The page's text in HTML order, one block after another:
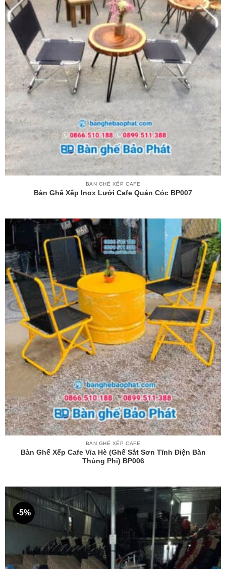
BÀN GHẾ XẾP CAFE
Bàn Ghế Xếp Inox Lưới Cafe Quán Cóc BP007
BÀN GHẾ XẾP CAFE
Bàn Ghế Xếp Cafe Vỉa Hè (ghế Sắt Sơn Tĩnh Điện Bàn
Thùng Phi) BP006
-5%